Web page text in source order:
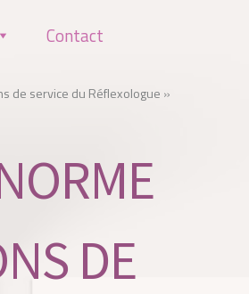
Contact
de service du Réflexologue »
DE